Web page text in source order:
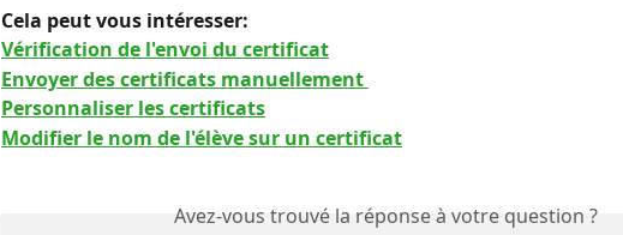
Cela peut vous intéresser:
Vérification de l'envoi du certificat
Envoyer des certificats manuellement
Personnaliser les certificats
Modifier le nom de l'élève sur un certificat
Avez-vous trouvé la réponse à votre question ?